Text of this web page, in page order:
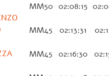
MM50 02:08:15
MM45 02:13:31
MM45 02:16:30